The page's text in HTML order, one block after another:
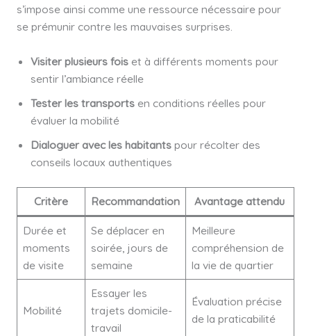
s’impose ainsi comme une ressource nécessaire pour
se prémunir contre les mauvaises surprises.
Visiter plusieurs foiset à différents moments pour
sentir l’ambiance réelle
Tester les transportsen conditions réelles pour
évaluer la mobilité
Dialoguer avec les habitantspour récolter des
conseils locaux authentiques
Critère Recommandation Avantage attendu
Durée et
moments
de visite
Se déplacer en
soirée, jours de
semaine
Meilleure
compréhension de
la vie de quartier
Mobilité
Essayer les
trajets domicile-
travail
Évaluation précise
de la praticabilité